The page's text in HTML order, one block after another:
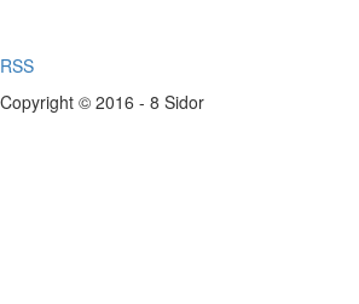
RSS
Copyright © 2016 - 8 Sidor